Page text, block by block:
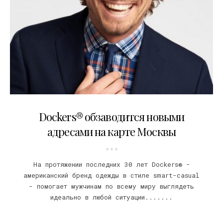
Dockers® обзаводится новыми
адресами на карте Москвы
На протяжении последних 30 лет Dockers® -
американский бренд одежды в стиле smart-casual
- помогает мужчинам по всему миру выглядеть
идеально в любой ситуации.......